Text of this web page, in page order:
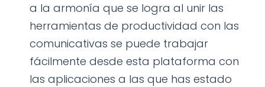
a la armonía que se logra al unir las
herramientas de productividad con las
comunicativas se puede trabajar
fácilmente desde esta plataforma con
las aplicaciones a las que has estado